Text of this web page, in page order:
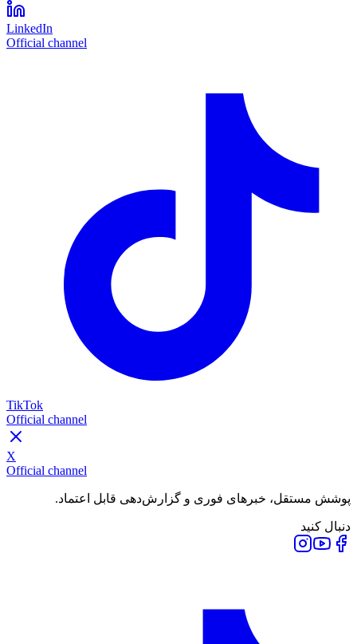
LinkedIn
Official channel
TikTok
Official channel
X
Official channel
پوشش مستقل، خبرهای فوری و گزارش‌دهی قابل اعتماد.
دنبال کنید